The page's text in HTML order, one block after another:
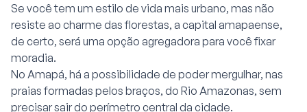
Se você tem um estilo de vida mais urbano, mas não
resiste ao charme das florestas, a capital amapaense,
de certo, será uma opção agregadora para você fixar
moradia.
No Amapá, há a possibilidade de poder mergulhar, nas
praias formadas pelos braços, do Rio Amazonas, sem
precisar sair do perímetro central da cidade.